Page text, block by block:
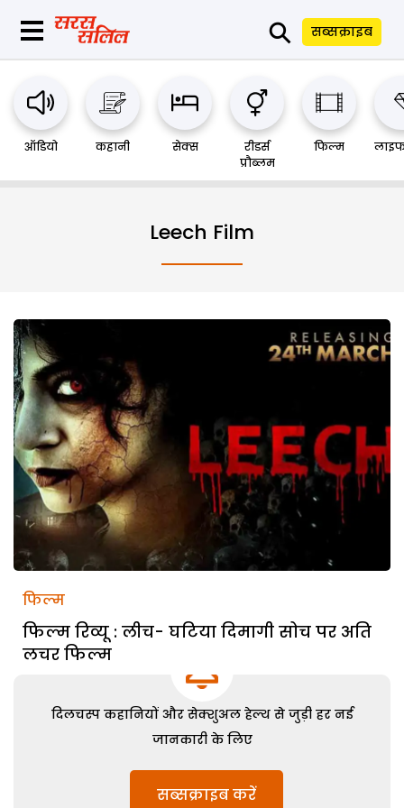
⚲ सब्सक्राइब
ऑडियो कहानी सेक्स
रीडर्स
प्रौब्लम
फिल्म
Leech Film
फिल्म
फिल्म रिव्यू : लीच- घटिया दिमागी सोच पर अति
लचर फिल्म
दिलचस्प कहानियों और सेक्शुअल हेल्थ से जुड़ी हर नई
जानकारी के लिए
सब्सक्राइब करें